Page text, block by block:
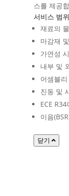
스를 제공
서비스 범위
재료의
마감재
가연성
내부 및
어셈블
진동 및
ECE
이음
닫기